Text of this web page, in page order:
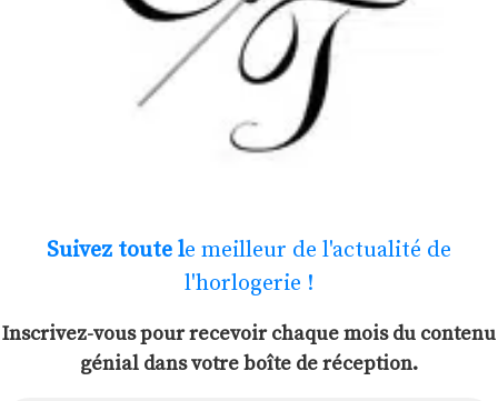
Suivez toute le meilleur de l'actualité de
l'horlogerie !
Inscrivez-vous pour recevoir chaque mois du contenu
génial dans votre boîte de réception.